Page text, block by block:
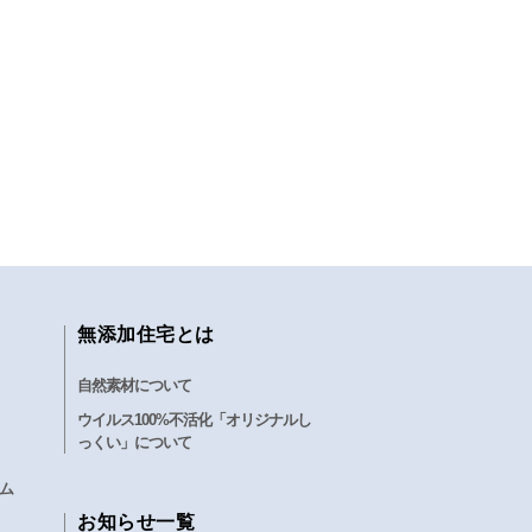
無添加住宅とは
自然素材について
ウイルス100%不活化「オリジナルし
っくい」について
お知らせ一覧